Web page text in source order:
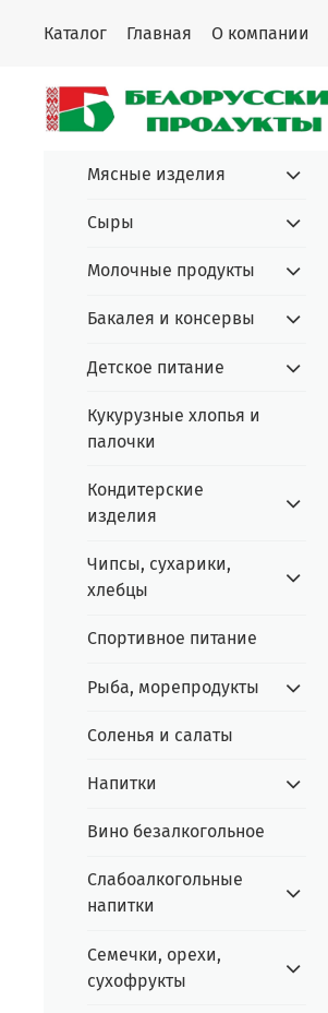
Каталог Главная О компании
Мясные изделия
Сыры
Молочные продукты
Бакалея и консервы
Детское питание
Кукурузные хлопья и
палочки
Кондитерские
изделия
Чипсы, сухарики,
хлебцы
Спортивное питание
Рыба, морепродукты
Соленья и салаты
Напитки
Вино безалкогольное
Слабоалкогольные
напитки
Семечки, орехи,
сухофрукты